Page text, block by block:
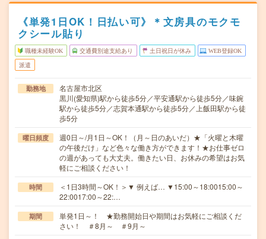
《単発1日OK！日払い可》＊文房具のモクモ
クシール貼り
職種未経験OK 交通費別途支給あり 土日祝日が休み WEB登録OK
派遣
勤務地
名古屋市北区
黒川(愛知県)駅から徒歩5分／平安通駅から徒歩5分／味鋺
駅から徒歩5分／志賀本通駅から徒歩5分／上飯田駅から徒
歩5分
曜日頻度
週0日～/月1日～OK！（月～日のあいだ）★「火曜と木曜
の午後だけ」など色々な働き方ができます！★お仕事ゼロ
の週があっても大丈夫。働きたい日、お休みの希望はお気
軽にご相談ください！
時間
＜1日3時間～OK！＞▼ 例えば… ▼15:00～18:0015:00～
22:0017:00～22:…
期間
単発1日～！ ★勤務開始日や期間はお気軽にご相談くだ
さい！ ＃8月～ ＃9月～